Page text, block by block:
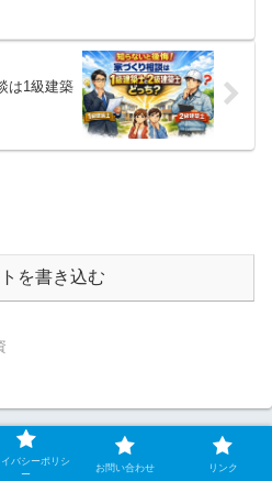
は1級建築
を書き込む
バシーポリシ
ー
お問い合わせ リンク